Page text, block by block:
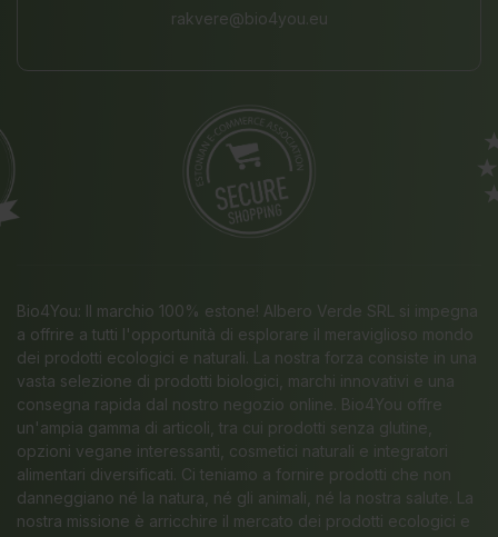
rakvere@bio4you.eu
Bio4You: Il marchio 100% estone! Albero Verde SRL si impegna
a offrire a tutti l'opportunità di esplorare il meraviglioso mondo
dei prodotti ecologici e naturali. La nostra forza consiste in una
vasta selezione di prodotti biologici, marchi innovativi e una
consegna rapida dal nostro negozio online. Bio4You offre
un'ampia gamma di articoli, tra cui prodotti senza glutine,
opzioni vegane interessanti, cosmetici naturali e integratori
alimentari diversificati. Ci teniamo a fornire prodotti che non
danneggiano né la natura, né gli animali, né la nostra salute. La
nostra missione è arricchire il mercato dei prodotti ecologici e